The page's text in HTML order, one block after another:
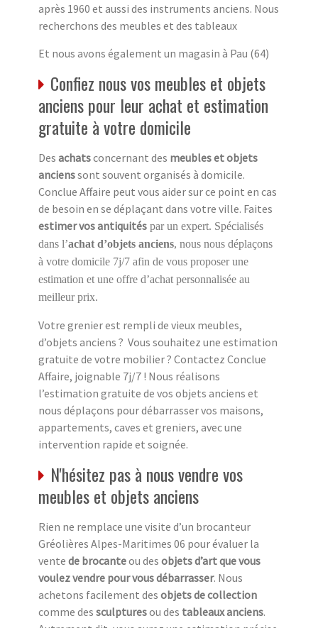
après 1960 et aussi des instruments anciens. Nous
recherchons des meubles et des tableaux
Et nous avons également un magasin à Pau (64)
Confiez nous vos meubles et objets
anciens pour leur achat et estimation
gratuite à votre domicile
Des achatsconcernant des meubles et objets
ancienssont souvent organisés à domicile.
Conclue Affaire peut vous aider sur ce point en cas
de besoin en se déplaçant dans votre ville. Faites
estimer vos antiquités par un expert. Spécialisés
dans l’achat d’objets anciens, nous nous déplaçons
à votre domicile 7j/7 afin de vous proposer une
estimation et une offre d’achat personnalisée au
meilleur prix.
Votre grenier est rempli de vieux meubles,
d’objets anciens ? Vous souhaitez une estimation
gratuite de votre mobilier ? Contactez Conclue
Affaire, joignable 7j/7 ! Nous réalisons
l’estimation gratuite de vos objets anciens et
nous déplaçons pour débarrasser vos maisons,
appartements, caves et greniers, avec une
intervention rapide et soignée.
N'hésitez pas à nous vendre vos
meubles et objets anciens
Rien ne remplace une visite d’un brocanteur
Gréolières Alpes-Maritimes 06 pour évaluer la
vente de brocanteou des objets d’art que vous
voulez vendre pour vous débarrasser. Nous
achetons facilement des objets de collection
comme des sculpturesou des tableaux anciens.